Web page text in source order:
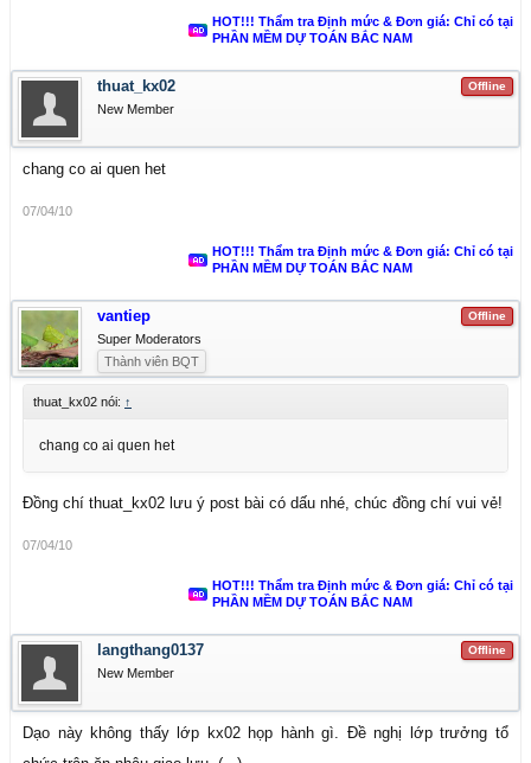
HOT!!! Thẩm tra Định mức & Đơn giá: Chỉ có tại
PHẦN MỀM DỰ TOÁN BẮC NAM
Offline
thuat_kx02
New Member
chang co ai quen het
07/04/10
HOT!!! Thẩm tra Định mức & Đơn giá: Chỉ có tại
PHẦN MỀM DỰ TOÁN BẮC NAM
Offline
vantiep
Super Moderators
Thành viên BQT
thuat_kx02 nói: ↑
chang co ai quen het
Đồng chí thuat_kx02 lưu ý post bài có dấu nhé, chúc đồng chí vui vẻ!
07/04/10
HOT!!! Thẩm tra Định mức & Đơn giá: Chỉ có tại
PHẦN MỀM DỰ TOÁN BẮC NAM
Offline
langthang0137
New Member
Dạo này không thấy lớp kx02 họp hành gì. Đề nghị lớp trưởng tổ